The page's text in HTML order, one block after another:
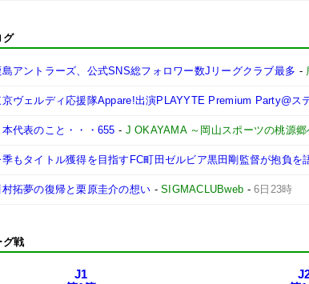
グ
島アントラーズ、公式SNS総フォロワー数Jリーグクラブ最多 -
京ヴェルディ応援隊Appare!出演PLAYYTE Premium Party@ス
本代表のこと・・・655 - J OKAYAMA ～岡山スポーツの桃源郷
季もタイトル獲得を目指すFC町田ゼルビア黒田剛監督が抱負を
村拓夢の復帰と栗原圭介の想い -SIGMACLUBweb -6日23時
グ戦
J1